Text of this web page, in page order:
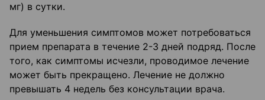
мг) в сутки.
Для уменьшения симптомов может потребоваться
прием препарата в течение 2-3 дней подряд. После
того, как симптомы исчезли, проводимое лечение
может быть прекращено. Лечение не должно
превышать 4 недель без консультации врача.